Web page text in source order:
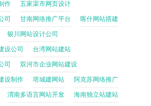
作 五家渠市网页设计
司 甘南网络推广平台 喀什网站搭建
银川网站设计公司
设公司 台湾网站建站
司 双河市企业网站建设
设制作 塔城建网站 阿克苏网络推广
渭南多语言网站开发 海南独立站建站